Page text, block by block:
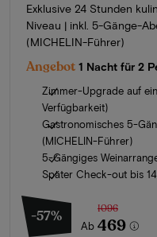
Exklusive 24 Stunden
Niveau | inkl. 5-Gänge-
(MICHELIN-Führer)
Angebot 1 Nacht für 2
Zimmer-Upgrade auf
Verfügbarkeit)
Gastronomisches 5-
(MICHELIN-Führer)
5-Gängiges
Später Check-out bis
-57%
Ab
1096
469